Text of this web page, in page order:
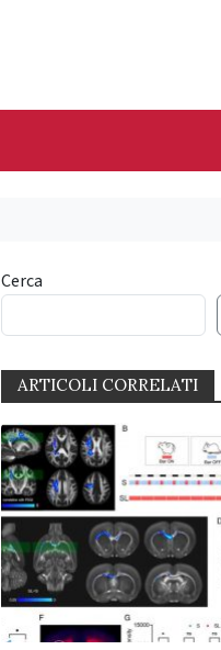
Cerca
ARTICOLI CORRELATI